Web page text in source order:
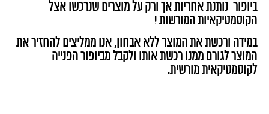
ביופור נותנת אחריות אך ורק על מוצרים שנרכשו אצל
הקוסמטיקאיות המורשות !
במידה ורכשת את המוצר ללא אבחון, אנו ממליצים להחזיר את
המוצר לגורם ממנו רכשת אותו ולקבל מביופור הפנייה
לקוסמטיקאית מורשית.